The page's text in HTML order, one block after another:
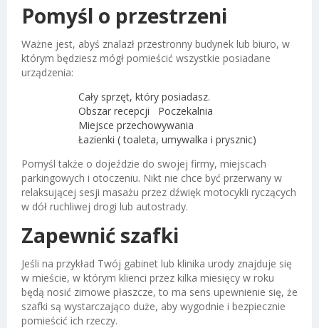
Pomyśl o przestrzeni
Ważne jest, abyś znalazł przestronny budynek lub biuro, w
którym będziesz mógł pomieścić wszystkie posiadane
urządzenia:
Cały sprzęt, który posiadasz.
Obszar recepcji
Poczekalnia
Miejsce przechowywania
Łazienki ( toaleta, umywalka i prysznic)
Pomyśl także o dojeździe do swojej firmy, miejscach
parkingowych i otoczeniu. Nikt nie chce być przerwany w
relaksującej sesji masażu przez dźwięk motocykli ryczących
w dół ruchliwej drogi lub autostrady.
Zapewnić szafki
Jeśli na przykład Twój gabinet lub klinika urody znajduje się
w mieście, w którym klienci przez kilka miesięcy w roku
będą nosić zimowe płaszcze, to ma sens upewnienie się, że
szafki są wystarczająco duże, aby wygodnie i bezpiecznie
pomieścić ich rzeczy.